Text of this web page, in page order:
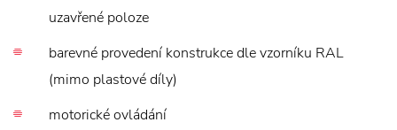
uzavřené poloze
barevné provedení konstrukce dle vzorníku RAL
(mimo plastové díly)
motorické ovládání